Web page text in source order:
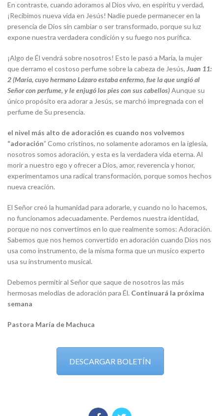
En contraste, cuando adoramos al Dios vivo, en espíritu y verdad,
¡Recibimos nueva vida en Jesús! Nadie puede permanecer en la
presencia de Dios sin cambiar o ser transformado, porque su luz
expone nuestra verdadera condición y su fuego nos purifica.
¡Algo de Él vendrá sobre nosotros! Esto le pasó a Maria, la mujer
que derramo el costoso perfume sobre la cabeza de Jesús, Juan 11:
2(María, cuyo hermano Lázaro estaba enfermo, fue la que ungió al
Señor con perfume, y le enjugó los pies con sus cabellos)Aunque su
único propósito era adorar a Jesús, se marchó impregnada con el
perfume de Su presencia.
el nivel más alto de adoración es cuando nos volvemos
“adoración” Como cristinos, no solamente adoramos en la iglesia,
nosotros somos adoración, y esta es la verdadera vida eterna. Al
morir a nuestro ego y ofrecer a Dios, amor, reverencia y honor,
experimentamos una radical transformación, porque somos hechos
nueva creación.
El Señor creó la humanidad para adorarle, y cuando no lo hacemos,
no funcionamos adecuadamente. Perdemos nuestra identidad,
porque no nos convertimos en lo que realmente somos: Adoración.
Sabemos que nos hemos convertido en adoración cuando Dios nos
usa como instrumento, de la misma forma que un musico experto
usa su instrumento musical.
Debemos permitir al Señor que saque de nosotros las más
hermosas melodías de adoración para Él. Continuará la próxima
semana
Pastora María de Machuca
DESCARGAR BOLETÍN